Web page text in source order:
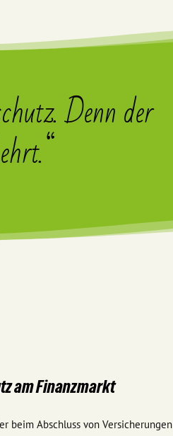
Denn der
am Finanzmarkt
beim Abschluss von Versicherungen